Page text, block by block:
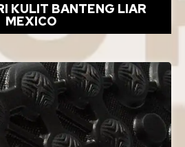
KULIT BANTENG LIAR
MEXICO